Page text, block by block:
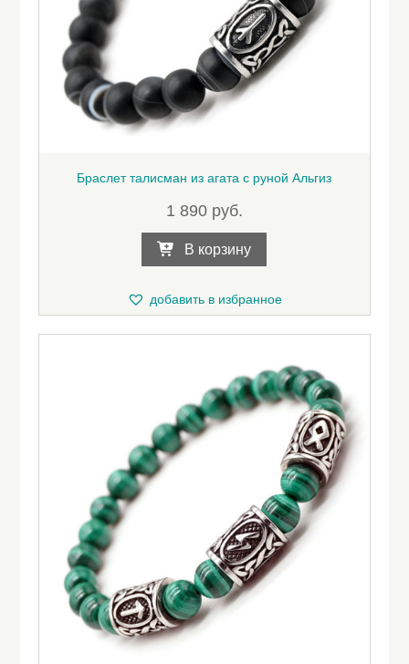
Браслет талисман из агата с руной Альгиз
1 890 руб.
В корзину
добавить в избранное